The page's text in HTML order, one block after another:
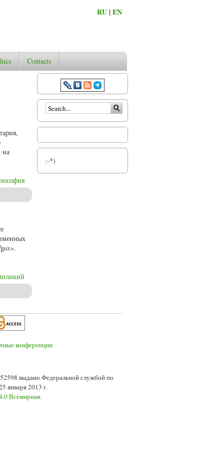
RU |EN
Contacts
на
Search form
:-*)
выдано Федеральной службой по
января 2013 г.
Всемирная.